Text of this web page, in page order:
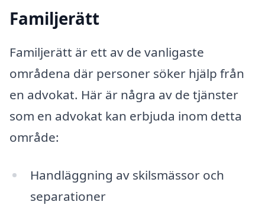
Familjerätt
Familjerätt är ett av de vanligaste
områdena där personer söker hjälp från
en advokat. Här är några av de tjänster
som en advokat kan erbjuda inom detta
område:
Handläggning av skilsmässor och
separationer